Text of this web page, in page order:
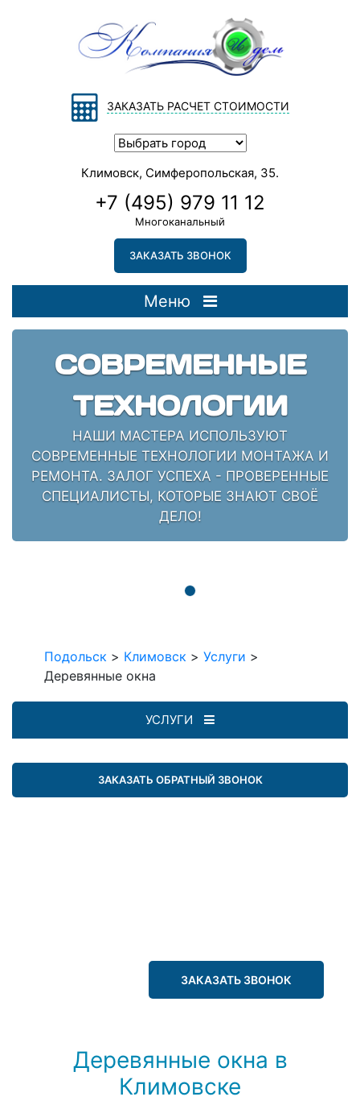
ЗАКАЗАТЬ РАСЧЕТ СТОИМОСТИ
Климовск, Симферопольская, 35.
+7 (495) 979 11 12
Многоканальный
ЗАКАЗАТЬ ЗВОНОК
Меню
СОВРЕМЕННЫЕ
ТЕХНОЛОГИИ
НАШИ МАСТЕРА ИСПОЛЬЗУЮТ
СОВРЕМЕННЫЕ ТЕХНОЛОГИИ МОНТАЖА И
РЕМОНТА. ЗАЛОГ УСПЕХА - ПРОВЕРЕННЫЕ
СПЕЦИАЛИСТЫ, КОТОРЫЕ ЗНАЮТ СВОЁ
ДЕЛО!
Подольск > Климовск > Услуги >
Деревянные окна
УСЛУГИ
ЗАКАЗАТЬ ОБРАТНЫЙ ЗВОНОК
ЗАКАЗАТЬ ЗВОНОК
Деревянные окна в
Климовске